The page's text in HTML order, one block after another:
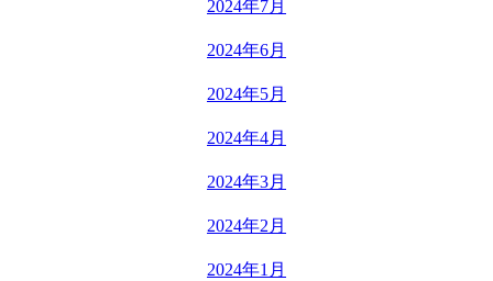
2024年7月
2024年6月
2024年5月
2024年4月
2024年3月
2024年2月
2024年1月